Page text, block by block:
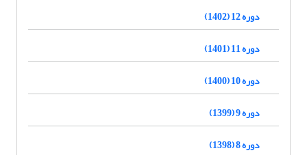
دوره 12 (1402)
دوره 11 (1401)
دوره 10 (1400)
دوره 9 (1399)
دوره 8 (1398)